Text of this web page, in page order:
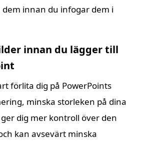
innan du infogar dem i
innan du lägger till
förlita dig på PowerPoints
minska storleken på dina
dig mer kontroll över den
kan avsevärt minska